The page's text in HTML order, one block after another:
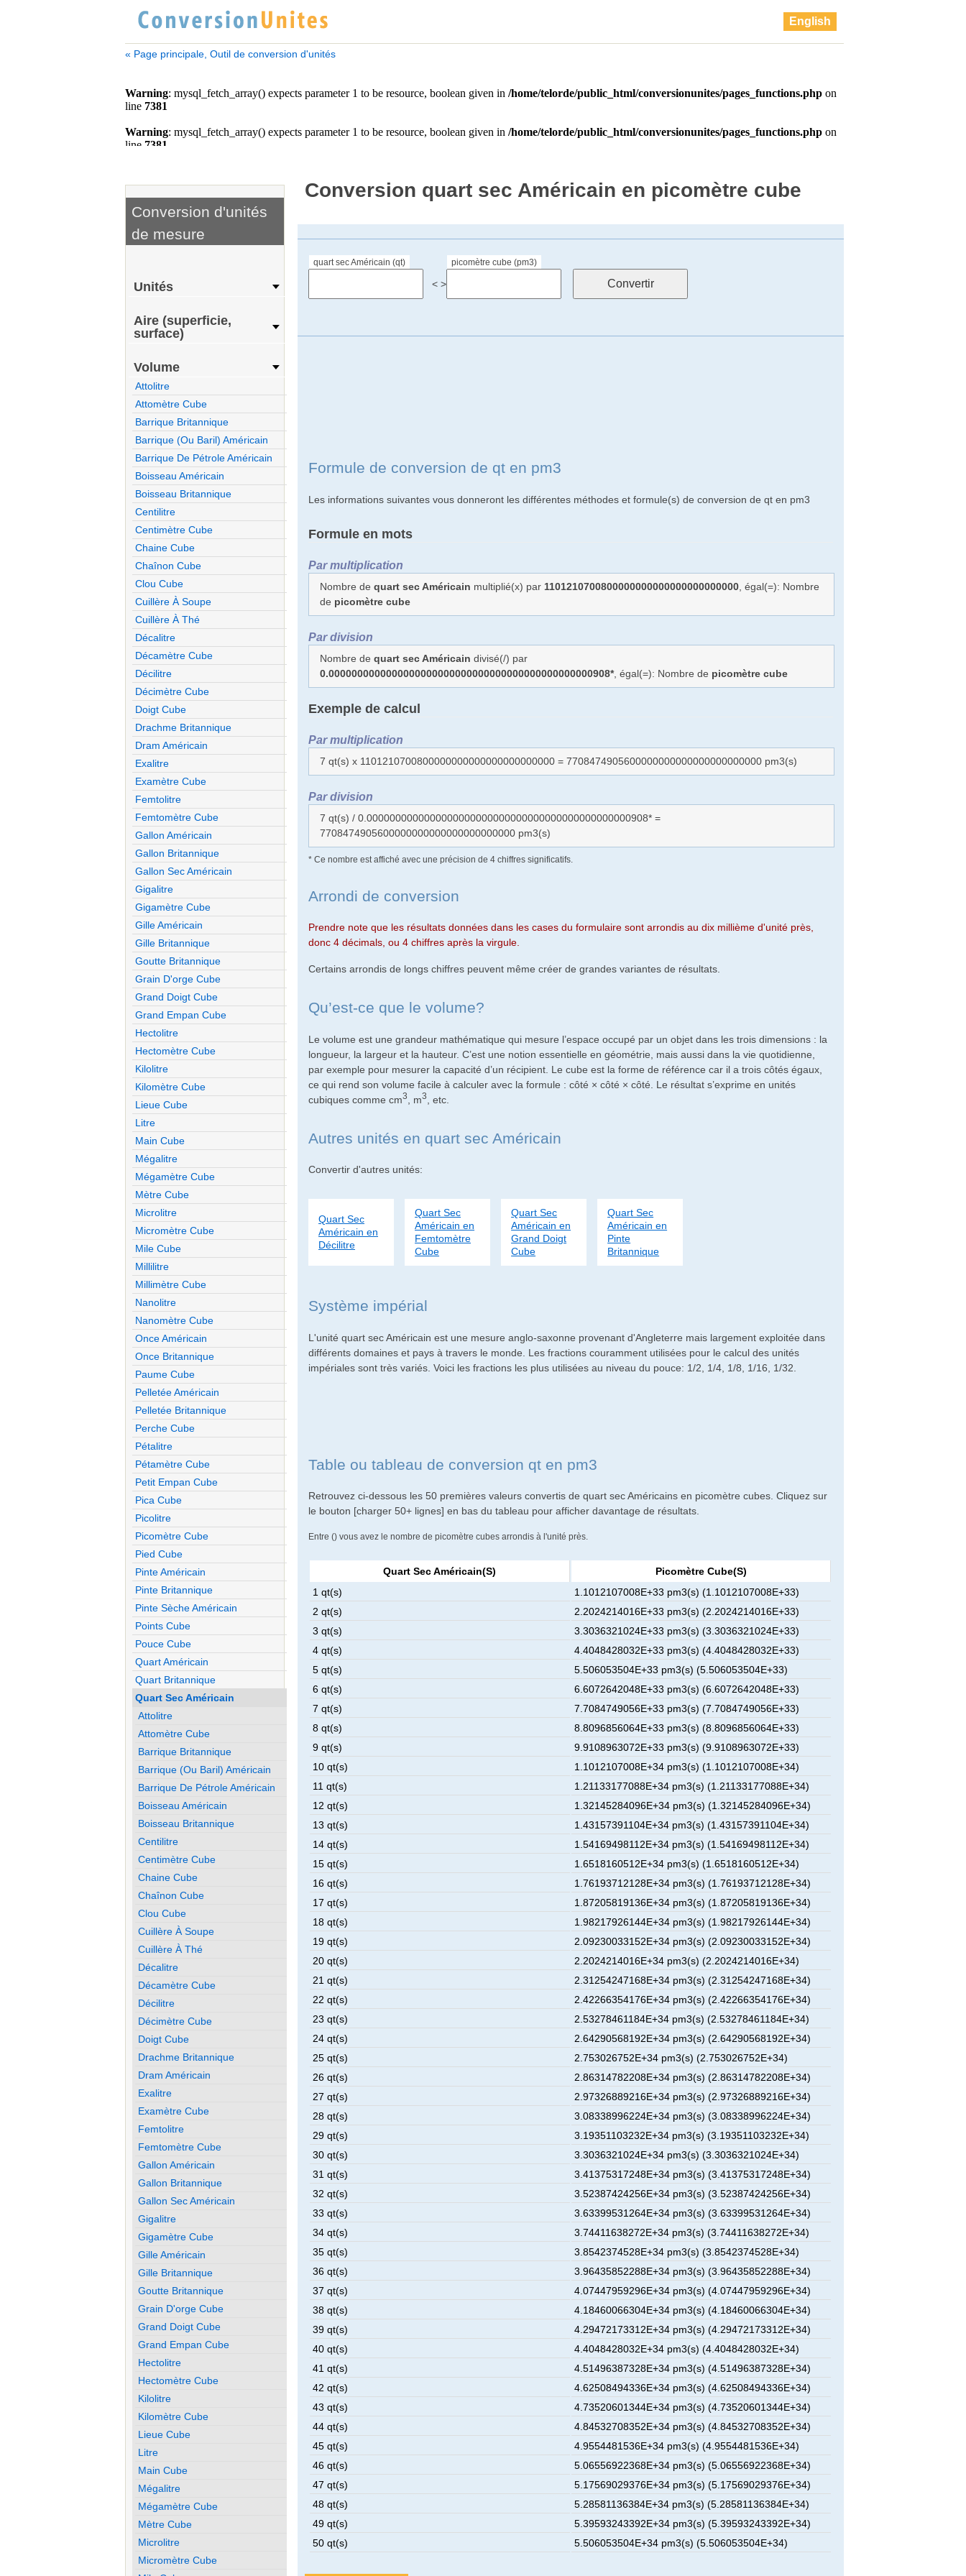
English
« Page principale, Outil de conversion d'unités
Conversion quart sec Américain en picomètre cube
quart sec Américain (qt)
< >
picomètre cube (pm3)
Formule de conversion de qt en pm3
Les informations suivantes vous donneront les différentes méthodes et formule(s) de conversion de qt en pm3
Formule en mots
Par multiplication
Nombre dequart sec Américain multiplié(x) par 1101210700800000000000000000000000 , égal(=): Nombre
de picomètre cube
Par division
Nombre dequart sec Américain divisé(/) par
0.0000000000000000000000000000000000000000000000908*, égal(=): Nombre de picomètre cube
Exemple de calcul
Par multiplication
7 qt(s) x 1101210700800000000000000000000000 = 7708474905600000000000000000000000 pm3(s)
Par division
7 qt(s) / 0.0000000000000000000000000000000000000000000000908* =
7708474905600000000000000000000000 pm3(s)
* Ce nombre est affiché avec une précision de 4 chiffres significatifs.
Arrondi de conversion
Prendre note que les résultats données dans les cases du formulaire sont arrondis au dix millième d'unité près,
donc 4 décimals, ou 4 chiffres après la virgule.
Certains arrondis de longs chiffres peuvent même créer de grandes variantes de résultats.
Qu’est-ce que le volume?
Le volume est une grandeur mathématique qui mesure l’espace occupé par un objet dans les trois dimensions : la
longueur, la largeur et la hauteur. C’est une notion essentielle en géométrie, mais aussi dans la vie quotidienne,
par exemple pour mesurer la capacité d’un récipient. Le cube est la forme de référence car il a trois côtés égaux,
ce qui rend son volume facile à calculer avec la formule : côté × côté × côté. Le résultat s’exprime en unités
cubiques comme cm3 , m3 , etc.
Autres unités en quart sec Américain
Convertir d'autres unités:
Quart Sec
Américain en
Décilitre
Quart Sec
Américain en
Femtomètre
Cube
Quart Sec
Américain en
Grand Doigt
Cube
Quart Sec
Américain en
Pinte
Britannique
Système impérial
L'unité quart sec Américain est une mesure anglo-saxonne provenant d'Angleterre mais largement exploitée dans
différents domaines et pays à travers le monde. Les fractions couramment utilisées pour le calcul des unités
impériales sont très variés. Voici les fractions les plus utilisées au niveau du pouce: 1/2, 1/4, 1/8, 1/16, 1/32.
Table ou tableau de conversion qt en pm3
Retrouvez ci-dessous les 50 premières valeurs convertis de quart sec Américains en picomètre cubes. Cliquez sur
le bouton [charger 50+ lignes] en bas du tableau pour afficher davantage de résultats.
Entre () vous avez le nombre de picomètre cubes arrondis à l'unité près.
Quart Sec Américain(s)
Picomètre Cube(s)
1 qt(s)
1.1012107008E+33 pm3(s) (1.1012107008E+33)
2 qt(s)
2.2024214016E+33 pm3(s) (2.2024214016E+33)
3 qt(s)
3.3036321024E+33 pm3(s) (3.3036321024E+33)
4 qt(s)
4.4048428032E+33 pm3(s) (4.4048428032E+33)
5 qt(s)
5.506053504E+33 pm3(s) (5.506053504E+33)
6 qt(s)
6.6072642048E+33 pm3(s) (6.6072642048E+33)
7 qt(s)
7.7084749056E+33 pm3(s) (7.7084749056E+33)
8 qt(s)
8.8096856064E+33 pm3(s) (8.8096856064E+33)
9 qt(s)
9.9108963072E+33 pm3(s) (9.9108963072E+33)
10 qt(s)
1.1012107008E+34 pm3(s) (1.1012107008E+34)
11 qt(s)
1.21133177088E+34 pm3(s) (1.21133177088E+34)
12 qt(s)
1.32145284096E+34 pm3(s) (1.32145284096E+34)
13 qt(s)
1.43157391104E+34 pm3(s) (1.43157391104E+34)
14 qt(s)
1.54169498112E+34 pm3(s) (1.54169498112E+34)
15 qt(s)
1.6518160512E+34 pm3(s) (1.6518160512E+34)
16 qt(s)
1.76193712128E+34 pm3(s) (1.76193712128E+34)
17 qt(s)
1.87205819136E+34 pm3(s) (1.87205819136E+34)
18 qt(s)
1.98217926144E+34 pm3(s) (1.98217926144E+34)
19 qt(s)
2.09230033152E+34 pm3(s) (2.09230033152E+34)
20 qt(s)
2.2024214016E+34 pm3(s) (2.2024214016E+34)
21 qt(s)
2.31254247168E+34 pm3(s) (2.31254247168E+34)
22 qt(s)
2.42266354176E+34 pm3(s) (2.42266354176E+34)
23 qt(s)
2.53278461184E+34 pm3(s) (2.53278461184E+34)
24 qt(s)
2.64290568192E+34 pm3(s) (2.64290568192E+34)
25 qt(s)
2.753026752E+34 pm3(s) (2.753026752E+34)
26 qt(s)
2.86314782208E+34 pm3(s) (2.86314782208E+34)
27 qt(s)
2.97326889216E+34 pm3(s) (2.97326889216E+34)
28 qt(s)
3.08338996224E+34 pm3(s) (3.08338996224E+34)
29 qt(s)
3.19351103232E+34 pm3(s) (3.19351103232E+34)
30 qt(s)
3.3036321024E+34 pm3(s) (3.3036321024E+34)
31 qt(s)
3.41375317248E+34 pm3(s) (3.41375317248E+34)
32 qt(s)
3.52387424256E+34 pm3(s) (3.52387424256E+34)
33 qt(s)
3.63399531264E+34 pm3(s) (3.63399531264E+34)
34 qt(s)
3.74411638272E+34 pm3(s) (3.74411638272E+34)
35 qt(s)
3.8542374528E+34 pm3(s) (3.8542374528E+34)
36 qt(s)
3.96435852288E+34 pm3(s) (3.96435852288E+34)
37 qt(s)
4.07447959296E+34 pm3(s) (4.07447959296E+34)
38 qt(s)
4.18460066304E+34 pm3(s) (4.18460066304E+34)
39 qt(s)
4.29472173312E+34 pm3(s) (4.29472173312E+34)
40 qt(s)
4.4048428032E+34 pm3(s) (4.4048428032E+34)
41 qt(s)
4.51496387328E+34 pm3(s) (4.51496387328E+34)
42 qt(s)
4.62508494336E+34 pm3(s) (4.62508494336E+34)
43 qt(s)
4.73520601344E+34 pm3(s) (4.73520601344E+34)
44 qt(s)
4.84532708352E+34 pm3(s) (4.84532708352E+34)
45 qt(s)
4.9554481536E+34 pm3(s) (4.9554481536E+34)
46 qt(s)
5.06556922368E+34 pm3(s) (5.06556922368E+34)
47 qt(s)
5.17569029376E+34 pm3(s) (5.17569029376E+34)
48 qt(s)
5.28581136384E+34 pm3(s) (5.28581136384E+34)
49 qt(s)
5.39593243392E+34 pm3(s) (5.39593243392E+34)
50 qt(s)
5.506053504E+34 pm3(s) (5.506053504E+34)
Conversion d'unités
de mesure
Unités
Aire (superficie,
surface)
Volume
Attolitre
Attomètre Cube
Barrique Britannique
Barrique (ou Baril) Américain
Barrique De Pétrole Américain
Boisseau Américain
Boisseau Britannique
Centilitre
Centimètre Cube
Chaine Cube
Chaînon Cube
Clou Cube
Cuillère À Soupe
Cuillère À Thé
Décalitre
Décamètre Cube
Décilitre
Décimètre Cube
Doigt Cube
Drachme Britannique
Dram Américain
Exalitre
Examètre Cube
Femtolitre
Femtomètre Cube
Gallon Américain
Gallon Britannique
Gallon Sec Américain
Gigalitre
Gigamètre Cube
Gille Américain
Gille Britannique
Goutte Britannique
Grain D'orge Cube
Grand Doigt Cube
Grand Empan Cube
Hectolitre
Hectomètre Cube
Kilolitre
Kilomètre Cube
Lieue Cube
Litre
Main Cube
Mégalitre
Mégamètre Cube
Mètre Cube
Microlitre
Micromètre Cube
Mile Cube
Millilitre
Millimètre Cube
Nanolitre
Nanomètre Cube
Once Américain
Once Britannique
Paume Cube
Pelletée Américain
Pelletée Britannique
Perche Cube
Pétalitre
Pétamètre Cube
Petit Empan Cube
Pica Cube
Picolitre
Picomètre Cube
Pied Cube
Pinte Américain
Pinte Britannique
Pinte Sèche Américain
Points Cube
Pouce Cube
Quart Américain
Quart Britannique
Quart Sec Américain
Attolitre
Attomètre Cube
Barrique Britannique
Barrique (ou Baril) Américain
Barrique De Pétrole Américain
Boisseau Américain
Boisseau Britannique
Centilitre
Centimètre Cube
Chaine Cube
Chaînon Cube
Clou Cube
Cuillère À Soupe
Cuillère À Thé
Décalitre
Décamètre Cube
Décilitre
Décimètre Cube
Doigt Cube
Drachme Britannique
Dram Américain
Exalitre
Examètre Cube
Femtolitre
Femtomètre Cube
Gallon Américain
Gallon Britannique
Gallon Sec Américain
Gigalitre
Gigamètre Cube
Gille Américain
Gille Britannique
Goutte Britannique
Grain D'orge Cube
Grand Doigt Cube
Grand Empan Cube
Hectolitre
Hectomètre Cube
Kilolitre
Kilomètre Cube
Lieue Cube
Litre
Main Cube
Mégalitre
Mégamètre Cube
Mètre Cube
Microlitre
Micromètre Cube